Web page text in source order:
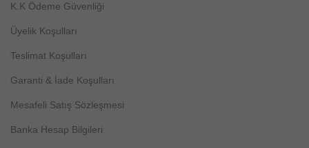
K.K Ödeme Güvenliği
Üyelik Koşulları
Teslimat Koşulları
Garanti & İade Koşulları
Mesafeli Satış Sözleşmesi
Banka Hesap Bilgileri